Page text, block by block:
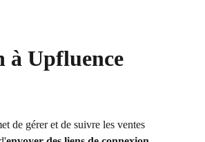
à Upfluence
de gérer et de suivre les ventes